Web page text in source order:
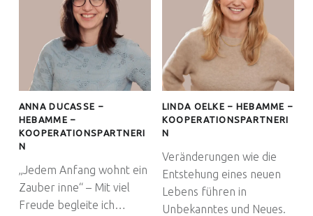
ANNA DUCASSE –
HEBAMME –
KOOPERATIONSPARTNERI
N
„Jedem Anfang wohnt ein
Zauber inne“ – Mit viel
Freude begleite ich…
LINDA OELKE – HEBAMME –
KOOPERATIONSPARTNERI
N
Veränderungen wie die
Entstehung eines neuen
Lebens führen in
Unbekanntes und Neues.